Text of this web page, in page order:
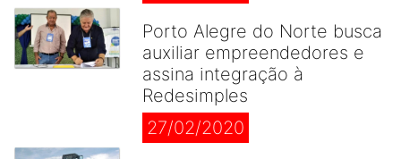
Porto Alegre do Norte busca
auxiliar empreendedores e
assina integração à
Redesimples
27/02/2020